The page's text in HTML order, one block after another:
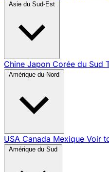
Asie du Sud-Est
Chine Japon Corée du Sud
Amérique du Nord
USA Canada Mexique Voir
Amérique du Sud